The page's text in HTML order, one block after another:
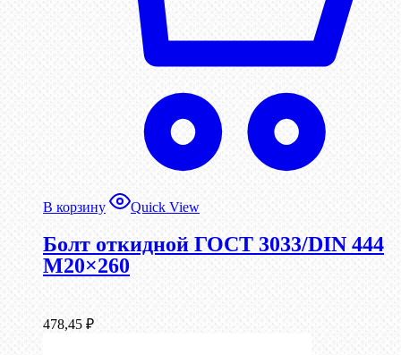
В корзину Quick View
Болт откидной ГОСТ 3033/DIN 444
М20×260
478,45 ₽